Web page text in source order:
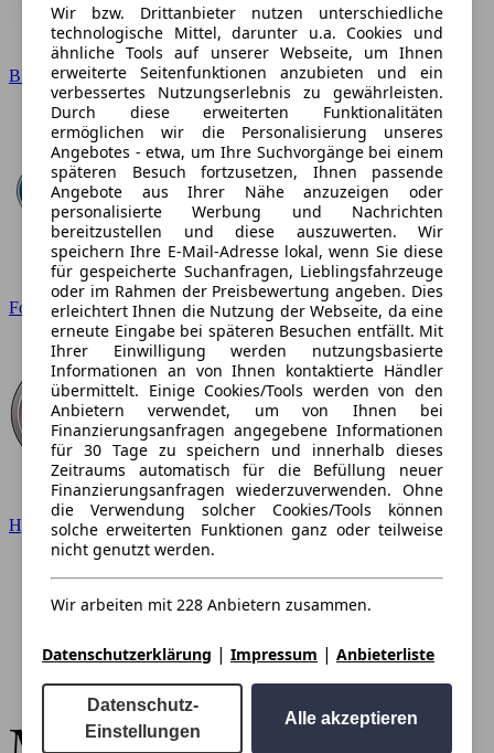
BMW
Ford
Hyundai
Wir bzw. Drittanbieter nutzen unterschiedliche
technologische Mittel, darunter u.a. Cookies und
ähnliche Tools auf unserer Webseite, um Ihnen
erweiterte Seitenfunktionen anzubieten und ein
verbessertes Nutzungserlebnis zu gewährleisten.
Durch diese erweiterten Funktionalitäten
ermöglichen wir die Personalisierung unseres
Angebotes - etwa, um Ihre Suchvorgänge bei einem
späteren Besuch fortzusetzen, Ihnen passende
Angebote aus Ihrer Nähe anzuzeigen oder
personalisierte Werbung und Nachrichten
bereitzustellen und diese auszuwerten. Wir
speichern Ihre E-Mail-Adresse lokal, wenn Sie diese
für gespeicherte Suchanfragen, Lieblingsfahrzeuge
oder im Rahmen der Preisbewertung angeben. Dies
erleichtert Ihnen die Nutzung der Webseite, da eine
erneute Eingabe bei späteren Besuchen entfällt. Mit
Ihrer Einwilligung werden nutzungsbasierte
Informationen an von Ihnen kontaktierte Händler
übermittelt. Einige Cookies/Tools werden von den
Anbietern verwendet, um von Ihnen bei
Finanzierungsanfragen angegebene Informationen
für 30 Tage zu speichern und innerhalb dieses
Zeitraums automatisch für die Befüllung neuer
Finanzierungsanfragen wiederzuverwenden. Ohne
die Verwendung solcher Cookies/Tools können
solche erweiterten Funktionen ganz oder teilweise
nicht genutzt werden.
Wir arbeiten mit 228 Anbietern zusammen.
Datenschutzerklärung | Impressum | Anbieterliste
Datenschutz-
Einstellungen
Alle akzeptieren